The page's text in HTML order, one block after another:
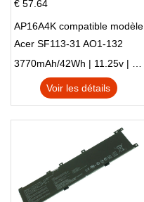
€ 57.64
AP16A4K compatible modèle
Acer SF113-31 AO1-132
NE132
3770mAh/42Wh | 11.25v | Li-ion ...
Voir les détails